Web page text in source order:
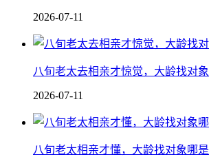
2026-07-11
八旬老太去相亲才惊觉，大龄找对
2026-07-11
八旬老太相亲才懂，大龄找对象哪